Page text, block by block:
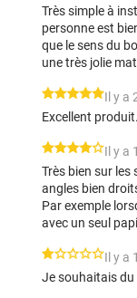
Très simple à
personne est
que le sens du
une très jolie
*****
Il y a
Excellent
*****Il y a
Très bien sur les
angles bien
Par exemple
avec un seul
*****
Il y a
Je souhaitais du